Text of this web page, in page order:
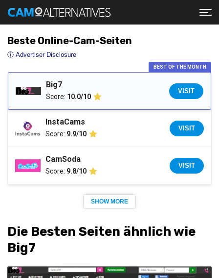
Die Besten Seiten ähnlich wie
Big7
Beste Online-Cam-Seiten
ⓘ Advertiser Disclosure
BEST OF THE MONTH
Big7
Score: 10.0/10
VISIT
InstaCams
Score: 9.9/10
VISIT
CamSoda
Score: 9.8/10
VISIT
SHOW MORE